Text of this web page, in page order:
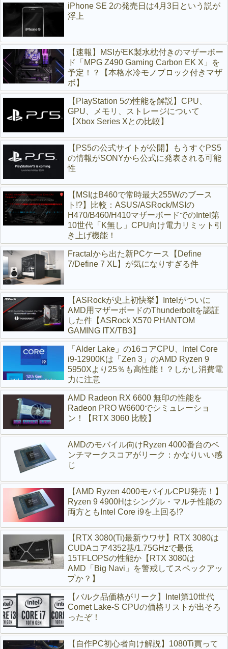
iPhone SE 2の発売日は4月3日という説が
浮上
【速報】MSIがEK製水枕付きのマザーボー
ド「MPG Z490 Gaming Carbon EK X」を
予定！？【本格水冷モノブロック付きマザ
ボ】
【PlayStation 5の性能を解説】CPU、
GPU、メモリ、ストレージについて
【Xbox Series Xとの比較】
【PS5の公式サイトが公開】もうすぐPS5
の情報がSONYから公式に発表される可能
性
【MSIはB460で常時最大255Wのブース
ト!?】比較：ASUS/ASRock/MSIの
H470/B460/H410マザーボードでのIntel第
10世代「K無し」CPU向け電力リミット引
き上げ機能！
Fractalから出た新PCケース【Define
7/Define 7 XL】が気になりすぎる件
【ASRockが史上初快挙】Intelがついに
AMD用マザーボードのThunderboltを認証
した件【ASRock X570 PHANTOM
GAMING ITX/TB3】
「Alder Lake」の16コアCPU、Intel Core
i9-12900Kは「Zen 3」のAMD Ryzen 9
5950Xより25％も高性能！？しかし消費電
力に注意
AMD Radeon RX 6600 無印の性能を
Radeon PRO W6600でシミュレーショ
ン！【RTX 3060 比較】
AMDのモバイル向けRyzen 4000番台のベ
ンチマークスコアがリーク：かなりいい感
じ
【AMD Ryzen 4000モバイルCPU発売！】
Ryzen 9 4900Hはシングル・マルチ性能の
両方ともIntel Core i9を上回る!?
【RTX 3080(Ti)最新ウワサ】RTX 3080は
CUDAコア4352基/1.75GHzで最低
15TFLOPSの性能か【RTX 3080は
AMD「Big Navi」を警戒してスペックアッ
プか？】
【バルク品価格がリーク】Intel第10世代
Comet Lake-S CPUの価格リストが出そろ
ったぞ！
【自作PC初心者向け解説】1080Ti買って